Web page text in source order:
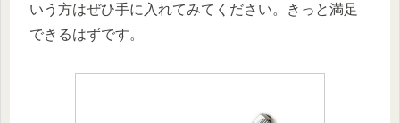
いう方はぜひ手に入れてみてください。きっと満足
できるはずです。